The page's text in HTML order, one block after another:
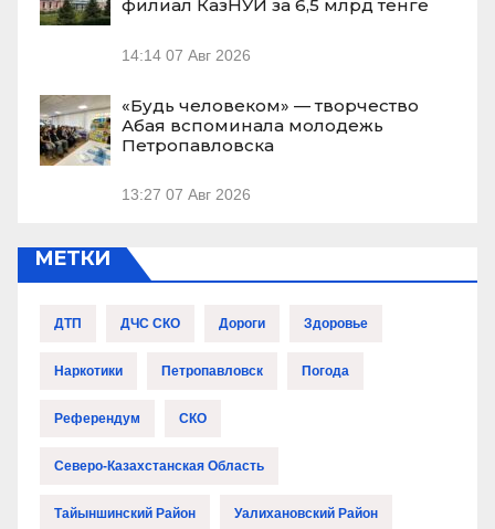
филиал КазНУИ за 6,5 млрд тенге
14:14 07 Авг 2026
«Будь человеком» — творчество
Абая вспоминала молодежь
Петропавловска
13:27 07 Авг 2026
МЕТКИ
ДТП ДЧС СКО Дороги Здоровье
Наркотики Петропавловск Погода
Референдум СКО
Северо-Казахстанская Область
Тайыншинский Район Уалихановский Район